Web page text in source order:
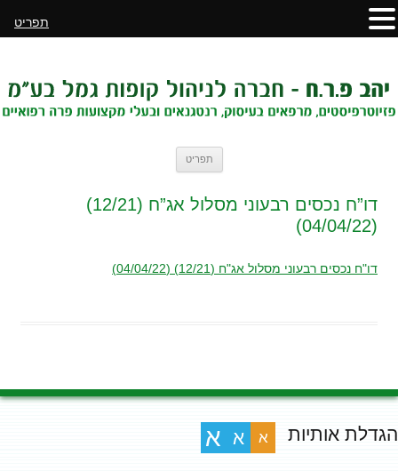
תפריט
דו”ח נכסים רבעוני מסלול אג”ח (12/21)
(04/04/22)
דו"ח נכסים רבעוני מסלול אג"ח (12/21) (04/04/22)
הגדלת אותיות א א א
תפריט